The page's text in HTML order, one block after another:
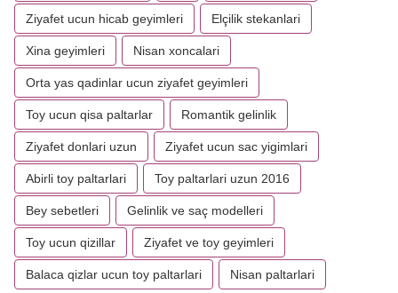
Ziyafet ucun hicab geyimleri Elçilik stekanlari
Xina geyimleri Nisan xoncalari
Orta yas qadinlar ucun ziyafet geyimleri
Toy ucun qisa paltarlar Romantik gelinlik
Ziyafet donlari uzun Ziyafet ucun sac yigimlari
Abirli toy paltarlari Toy paltarlari uzun 2016
Bey sebetleri Gelinlik ve saç modelleri
Toy ucun qizillar Ziyafet ve toy geyimleri
Balaca qizlar ucun toy paltarlari Nisan paltarlari